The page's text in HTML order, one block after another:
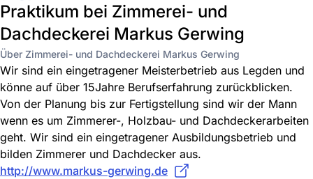
Praktikum bei Zimmerei- und
Dachdeckerei Markus Gerwing
Über Zimmerei- und Dachdeckerei Markus Gerwing
Wir sind ein eingetragener Meisterbetrieb aus Legden und
könne auf über 15Jahre Berufserfahrung zurückblicken.
Von der Planung bis zur Fertigstellung sind wir der Mann
wenn es um Zimmerer-, Holzbau- und Dachdeckerarbeiten
geht. Wir sind ein eingetragener Ausbildungsbetrieb und
bilden Zimmerer und Dachdecker aus.
http://www.markus-gerwing.de